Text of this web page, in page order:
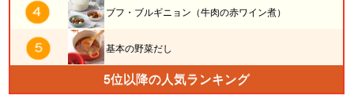
ブフ・ブルギニョン（牛肉の赤ワイン煮）
基本の野菜だし
5位以降の人気ランキング